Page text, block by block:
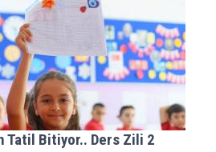
Tatil Bitiyor.. Ders Zili 2